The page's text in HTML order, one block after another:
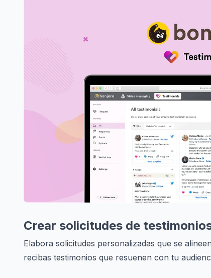
Crear solicitudes de
Elabora solicitudes personalizadas que se
recibas testimonios que resuenen con tu